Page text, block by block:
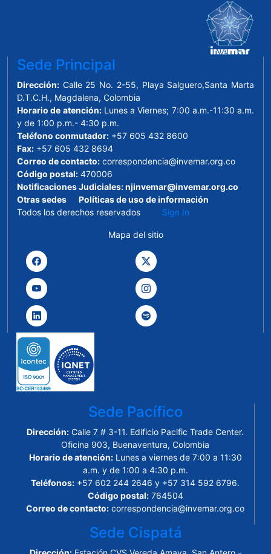
Sede Principal
Dirección: Calle 25 No. 2-55, Playa Salguero,Santa Marta
D.T.C.H., Magdalena, Colombia
Horario de atención:Lunes a Viernes; 7:00 a.m.-11:30 a.m.
y de 1:00 p.m.- 4:30 p.m.
Teléfono conmutador: +57 605 432 8600
Fax: +57 605 432 8694
Correo de contacto: correspondencia@invemar.org.co
Código postal: 470006
Notificaciones Judiciales:njinvemar@invemar.org.co
Otras sedes
Políticas de uso de información
Todos los derechos reservados Sign In
Mapa del sitio
Sede Pacífico
Dirección: Calle 7 # 3-11. Edificio Pacific Trade Center.
Oficina 903, Buenaventura, Colombia
Horario de atención:Lunes a viernes de 7:00 a 11:30
a.m. y de 1:00 a 4:30 p.m.
Teléfonos: +57 602 244 2646 y +57 314 592 6796.
Código postal:764504
Correo de contacto: correspondencia@invemar.org.co
Sede Cispatá